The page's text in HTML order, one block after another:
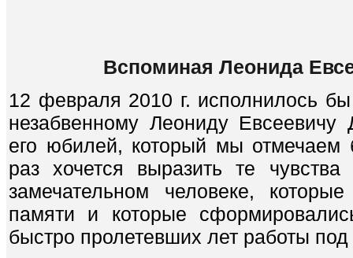
Вспоминая Леонида
12 февраля 2010 г. исполнилось
незабвенному Леониду
его юбилей, который мы отмечаем
раз хочется выразить те
замечательном человеке,
памяти и которые
быстро пролетевших лет работы под